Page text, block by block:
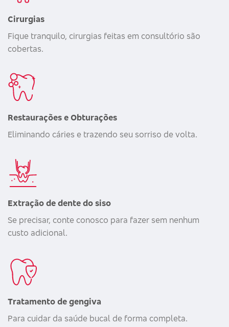
Cirurgias
Fique tranquilo, cirurgias feitas em consultório são
cobertas.
Restaurações e Obturações
Eliminando cáries e trazendo seu sorriso de volta.
Extração de dente do siso
Se precisar, conte conosco para fazer sem nenhum
custo adicional.
Tratamento de gengiva
Para cuidar da saúde bucal de forma completa.